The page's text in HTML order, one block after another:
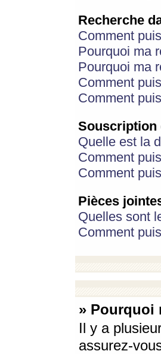
Recherche
Comment
Pourquoi ma
Pourquoi ma
Comment
Comment
Souscription
Quelle est la
Comment
Comment
Pièces
Quelles sont
Comment
» Pourquoi
Il y a
assurez-